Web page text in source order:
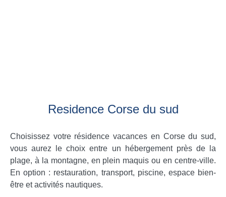
Residence Corse du sud
Choisissez votre résidence vacances en Corse du sud,
vous aurez le choix entre un hébergement près de la
plage, à la montagne, en plein maquis ou en centre-ville.
En option : restauration, transport, piscine, espace bien-
être et activités nautiques.